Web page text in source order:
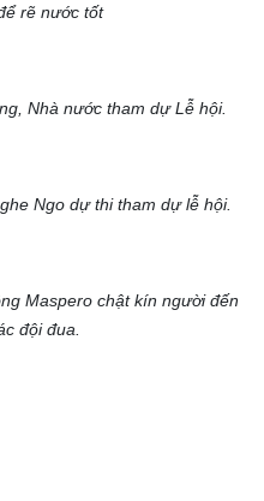
rẽ nước tốt
Nhà nước tham dự Lễ hội.
Ngo dự thi tham dự lễ hội.
Maspero chật kín người đến
đội đua.